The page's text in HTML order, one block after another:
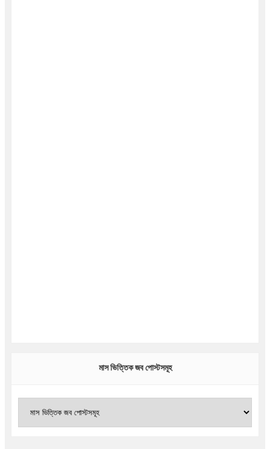
মাস ভিত্তিক জব পোস্টসমূহ